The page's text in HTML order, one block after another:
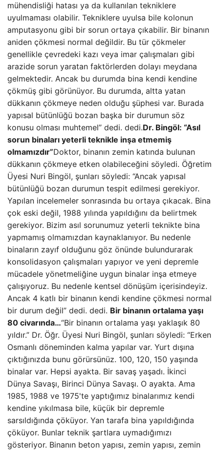
mühendisliği hatası ya da kullanılan tekniklere
uyulmaması olabilir. Tekniklere uyulsa bile kolonun
amputasyonu gibi bir sorun ortaya çıkabilir. Bir binanın
aniden çökmesi normal değildir. Bu tür çökmeler
genellikle çevredeki kazı veya imar çalışmaları gibi
arazide sorun yaratan faktörlerden dolayı meydana
gelmektedir. Ancak bu durumda bina kendi kendine
çökmüş gibi görünüyor. Bu durumda, altta yatan
dükkanın çökmeye neden olduğu şüphesi var. Burada
yapısal bütünlüğü bozan başka bir durumun söz
konusu olması muhtemel” dedi. dedi.Dr. Bingöl: “Asıl
sorun binaları yeterli teknikle inşa etmemiş
olmamızdır”Doktor, binanın zemin katında bulunan
dükkanın çökmeye etken olabileceğini söyledi. Öğretim
Üyesi Nuri Bingöl, şunları söyledi: “Ancak yapısal
bütünlüğü bozan durumun tespit edilmesi gerekiyor.
Yapılan incelemeler sonrasında bu ortaya çıkacak. Bina
çok eski değil, 1988 yılında yapıldığını da belirtmek
gerekiyor. Bizim asıl sorunumuz yeterli teknikte bina
yapmamış olmamızdan kaynaklanıyor. Bu nedenle
binaların zayıf olduğunu göz önünde bulundurarak
konsolidasyon çalışmaları yapıyor ve yeni depremle
mücadele yönetmeliğine uygun binalar inşa etmeye
çalışıyoruz. Bu nedenle kentsel dönüşüm içerisindeyiz.
Ancak 4 katlı bir binanın kendi kendine çökmesi normal
bir durum değil” dedi. dedi. Bir binanın ortalama yaşı
80 civarında…“Bir binanın ortalama yaşı yaklaşık 80
yıldır.” Dr. Öğr. Üyesi Nuri Bingöl, şunları söyledi: “Erken
Osmanlı döneminden kalma yapılar var. Yurt dışına
çıktığınızda bunu görürsünüz. 100, 120, 150 yaşında
binalar var. Hepsi ayakta. Bir savaş yaşadı. İkinci
Dünya Savaşı, Birinci Dünya Savaşı. O ayakta. Ama
1985, 1988 ve 1975'te yaptığımız binalarımız kendi
kendine yıkılmasa bile, küçük bir depremle
sarsıldığında çöküyor. Yan tarafa bina yapıldığında
çöküyor. Bunlar teknik şartlara uymadığımızı
gösteriyor. Binanın beton yapısı, zemin yapısı, zemin